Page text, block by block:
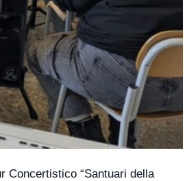
Concertistico “Santuari della